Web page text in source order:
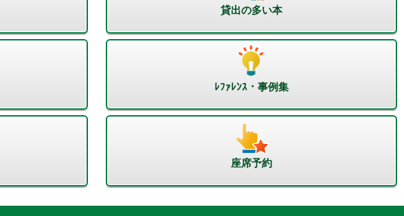
貸出の多い本
ﾚﾌｧﾚﾝｽ・事例集
座席予約